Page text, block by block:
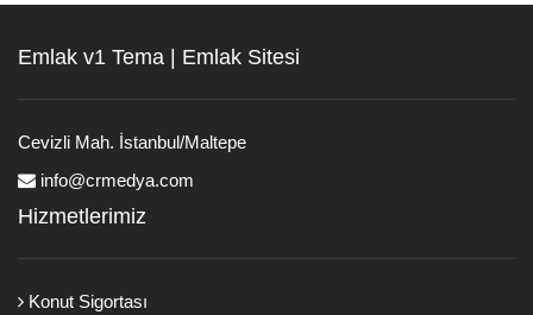
Emlak v1 Tema | Emlak Sitesi
Cevizli Mah. İstanbul/Maltepe
info@crmedya.com
Hizmetlerimiz
Konut Sigortası